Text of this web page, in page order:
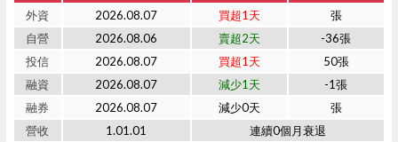
外資
2026.08.07 買超1天
張
自營
2026.08.06 賣超2天
-36張
投信
2026.08.07 買超1天
50張
融資
2026.08.07 減少1天
-1張
融券
2026.08.07 減少0天
張
營收
1.01.01 連續0個月衰退